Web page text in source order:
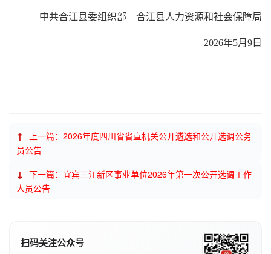
中共合江县委组织部 合江县人力资源和社会保障局
2026年5月9日
↑
上一篇：2026年度四川省省直机关公开遴选和公开选调公务
员公告
↓ 下一篇：宜宾三江新区事业单位2026年第一次公开选调工作
人员公告
扫码关注公众号